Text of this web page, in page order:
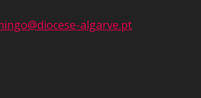
algarve.pt